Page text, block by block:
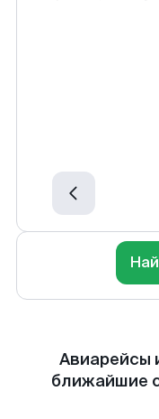
Авиарейсы
ближайшие